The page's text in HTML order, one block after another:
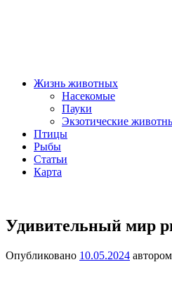
Жизнь животных
Насекомые
Пауки
Экзотические
Птицы
Рыбы
Статьи
Карта
Удивительный мир
Опубликовано 10.05.2024 автором